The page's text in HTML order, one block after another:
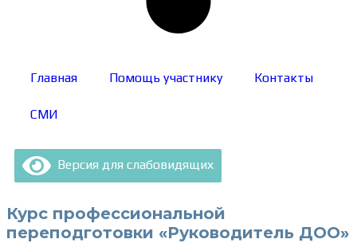
Главная Помощь участнику Контакты
СМИ
Версия для слабовидящих
Курс профессиональной
переподготовки «Руководитель ДОО»